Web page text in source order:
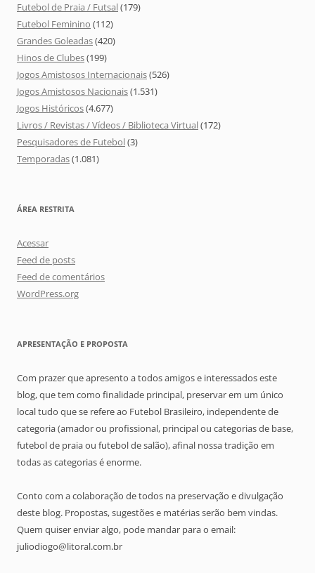
Futebol de Praia / Futsal(179)
Futebol Feminino (112)
Grandes Goleadas(420)
Hinos de Clubes(199)
Jogos Amistosos Internacionais(526)
Jogos Amistosos Nacionais(1.531)
Jogos Históricos(4.677)
Livros / Revistas / Vídeos / Biblioteca Virtual(172)
Pesquisadores de Futebol(3)
Temporadas(1.081)
ÁREA RESTRITA
Acessar
Feed de posts
Feed de comentários
WordPress.org
APRESENTAÇÃO E PROPOSTA
Com prazer que apresento a todos amigos e interessados este
blog, que tem como finalidade principal, preservar em um único
local tudo que se refere ao Futebol Brasileiro, independente de
categoria (amador ou profissional, principal ou categorias de base,
futebol de praia ou futebol de salão), afinal nossa tradição em
todas as categorias é enorme.
Conto com a colaboração de todos na preservação e divulgação
deste blog. Propostas, sugestões e matérias serão bem vindas.
Quem quiser enviar algo, pode mandar para o email:
juliodiogo@litoral.com.br